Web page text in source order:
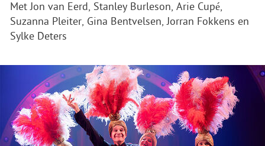
Met Jon van Eerd, Stanley Burleson, Arie Cupé,
Suzanna Pleiter, Gina Bentvelsen, Jorran Fokkens en
Sylke Deters